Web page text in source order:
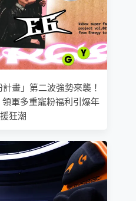
畫」第二波強勢來襲！
領軍多重寵粉福利引爆年
狂潮